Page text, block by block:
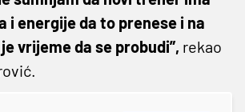
i energije da to prenese i na
vrijeme da se probudi”, rekao